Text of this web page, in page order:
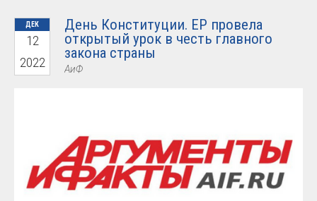
ДЕК
12
2022
День Конституции. ЕР провела
открытый урок в честь главного
закона страны
АиФ